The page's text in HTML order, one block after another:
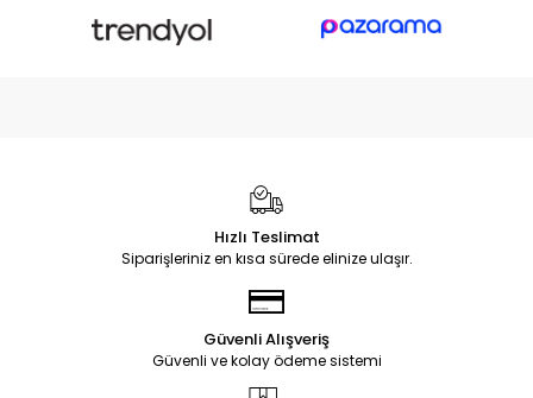
Hızlı Teslimat
Siparişleriniz en kısa sürede elinize ulaşır.
Güvenli Alışveriş
Güvenli ve kolay ödeme sistemi